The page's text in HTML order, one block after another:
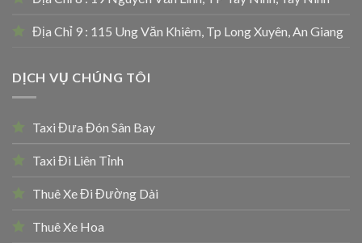
Địa Chỉ 9 : 115 Ung Văn Khiêm, Tp Long Xuyên, An Giang
DỊCH VỤ CHÚNG TÔI
Taxi Đưa Đón Sân Bay
Taxi Đi Liên Tỉnh
Thuê Xe Đi Đường Dài
Thuê Xe Hoa